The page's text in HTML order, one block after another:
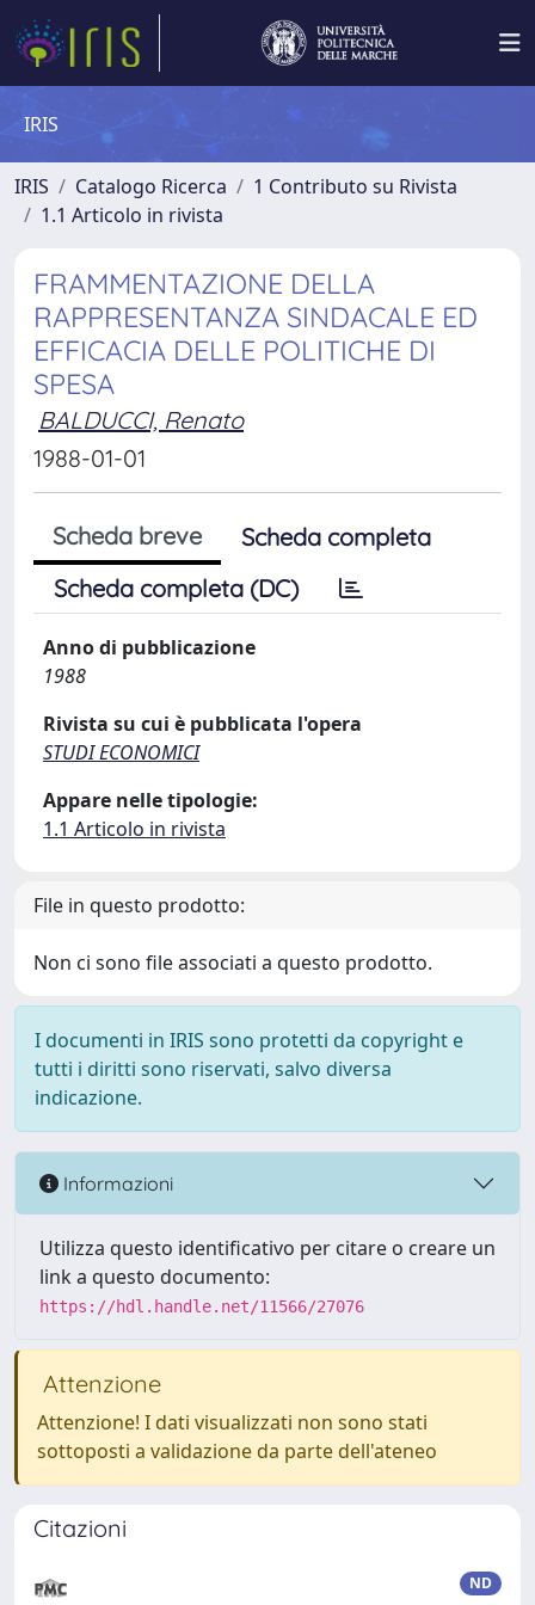
IRIS
IRIS Catalogo Ricerca
1 Contributo su Rivista
1.1 Articolo in rivista
FRAMMENTAZIONE DELLA
RAPPRESENTANZA SINDACALE ED
EFFICACIA DELLE POLITICHE DI
SPESA
BALDUCCI, Renato
1988-01-01
Scheda breve
Scheda completa
Scheda completa (DC)
Anno di pubblicazione
1988
Rivista su cui è pubblicata l'opera
STUDI ECONOMICI
Appare nelle tipologie:
1.1 Articolo in rivista
File in questo prodotto:
Non ci sono file associati a questo prodotto.
I documenti in IRIS sono protetti da copyright e
tutti i diritti sono riservati, salvo diversa
indicazione.
Informazioni
Utilizza questo identificativo per citare o creare un
link a questo documento:
https://hdl.handle.net/11566/27076
Attenzione
Attenzione! I dati visualizzati non sono stati
sottoposti a validazione da parte dell'ateneo
Citazioni
ND